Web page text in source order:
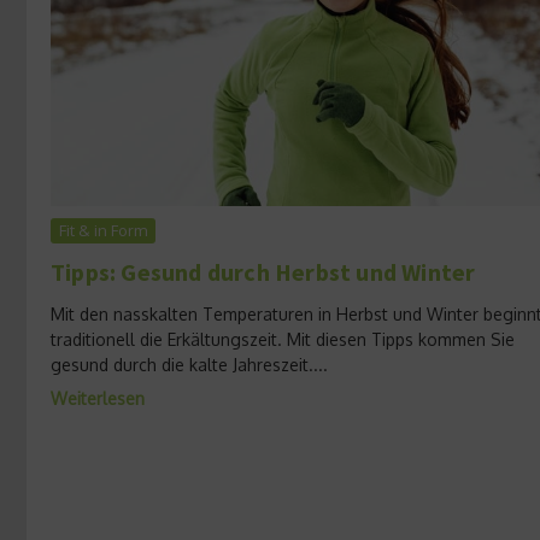
Fit & in Form
Tipps: Gesund durch Herbst und Winter
Mit den nasskalten Temperaturen in Herbst und Winter
traditionell die Erkältungszeit. Mit diesen Tipps kommen Sie
gesund durch die kalte Jahreszeit....
Weiterlesen